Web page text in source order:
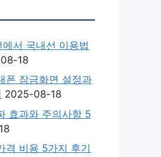
서 국내선 이용법
18
폰 잠금화면 설정과
2025-08-18
효과와 주의사항 5
격 비용 5가지 후기